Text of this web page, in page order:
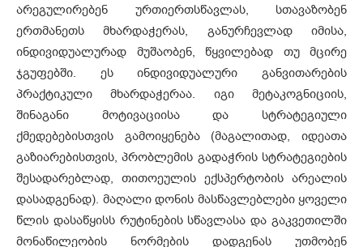
არეგულირებენ ურთიერთსწავლას, სთავაზობენ
ერთმანეთს მხარდაჭერას, განურჩევლად იმისა,
ინდივიდუალურად მუშაობენ, წყვილებად თუ მცირე
ჯგუფებში. ეს ინდივიდუალური განვითარების
პრაქტიკული მხარდაჭერაა. იგი მეტაკოგნიციის,
შინაგანი მოტივაციისა და სტრატეგიული
ქმედებებისთვის გამოიყენება (მაგალითად, იდეათა
გაზიარებისთვის, პრობლემის გადაჭრის სტრატეგიების
შესადარებლად, თითოეულის ექსპერტობის არეალის
დასადგენად). მაღალი დონის მასწავლებლები ყოველი
წლის დასაწყისს რუტინების სწავლასა და გაკვეთილში
მონაწილეობის ნორმების დადგენას უთმობენ